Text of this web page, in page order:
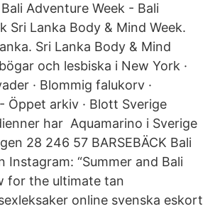
Adventure Week - Bali
Sri Lanka Body & Mind Week.
Sri Lanka Body & Mind
och lesbiska i New York ·
· Blommig falukorv ·
Öppet arkiv · Blott Sverige
har Aquamarino i Sverige
28 246 57 BARSEBÄCK Bali
Instagram: “Summer and Bali
for the ultimate tan
online svenska eskort